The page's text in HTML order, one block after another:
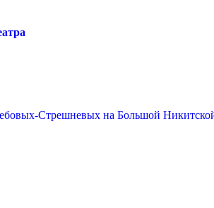
Стрешневых на Большой